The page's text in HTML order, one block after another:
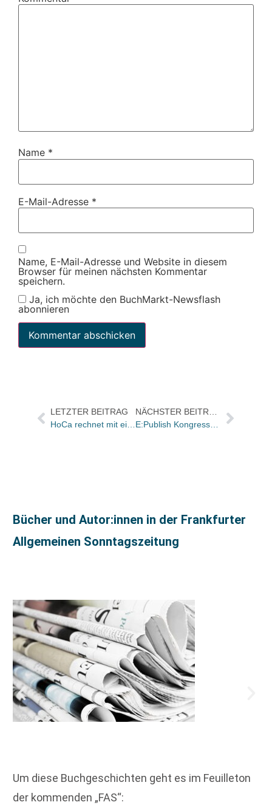
Name *
E-Mail-Adresse *
Name, E-Mail-Adresse und Website in diesem
Browser für meinen nächsten Kommentar
speichern.
Ja, ich möchte den BuchMarkt-Newsflash
abonnieren
LETZTER BEITRAG
HoCa rechnet mit einem der höchsten Umsätze in der Verlagsgeschichte
Bücher und Autor:innen in der Frankfurter
Allgemeinen Sonntagszeitung
Um diese Buchgeschichten geht es im Feuilleton
der kommenden „FAS“: